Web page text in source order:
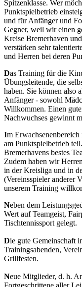
Spitzenklasse. Wer
Punktspielbetrieb
und für Anfänger und
Gegner, weil wir einen
Kreise Bremerhaven
verstärken sehr
und Herren bei deren
Das Training für die
Übungsleitende, die
haben. Sie können also
Anfänger - sowohl
Willkommen. Einen
Nachwuchses gewinnt
Im
am Punktspielbetrieb
Bremerhavens bestes
Zudem haben wir
in der Kreisliga und in
(Vereinsspieler anderer
unserem Training
Neben dem
Wert auf Teamgeist,
Tischtennissport gelegt.
Die gute Gemeinschaft
Trainingsabenden,
Grillfesten.
Neue Mitglieder, d. h.
Fortgeschrittene aller